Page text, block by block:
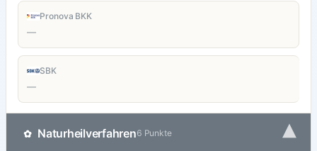
Pronova BKK
—
SBK
—
✿ Naturheilverfahren6 Punkte ▾